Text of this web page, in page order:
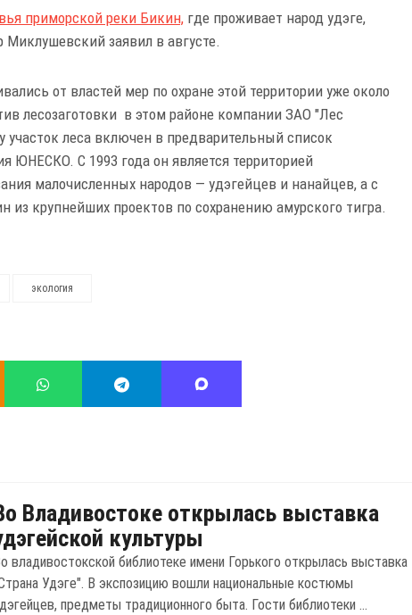
приморской реки Бикин, где проживает народ удэге,
заявил в августе.
от властей мер по охране этой территории уже около
лесозаготовки в этом районе компании ЗАО "Лес
участок леса включен в предварительный список
ЮНЕСКО. С 1993 года он является территорией
малочисленных народов — удэгейцев и нанайцев, а с
из крупнейших проектов по сохранению амурского тигра.
экология
Владивостоке открылась выставка
культуры
владивостокской библиотеке имени Горького открылась выставка
Удэге". В экспозицию вошли национальные костюмы
предметы традиционного быта. Гости библиотеки ...